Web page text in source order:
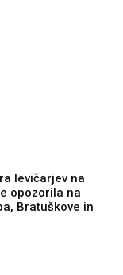
levičarjev na
opozorila na
Bratuškove in